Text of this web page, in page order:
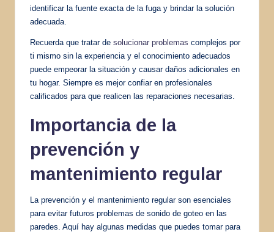
identificar la fuente exacta de la fuga y brindar la solución
adecuada.
Recuerda que tratar de solucionar problemas complejos por
ti mismo sin la experiencia y el conocimiento adecuados
puede empeorar la situación y causar daños adicionales en
tu hogar. Siempre es mejor confiar en profesionales
calificados para que realicen las reparaciones necesarias.
Importancia de la
prevención y
mantenimiento regular
La prevención y el mantenimiento regular son esenciales
para evitar futuros problemas de sonido de goteo en las
paredes. Aquí hay algunas medidas que puedes tomar para